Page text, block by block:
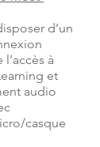
d’un
à
et
audio
casque